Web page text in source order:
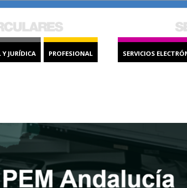
Y JURÍDICA PROFESIONAL SERVICIOS